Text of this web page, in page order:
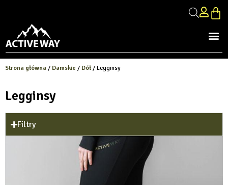
Strona główna / Damskie / Dół / Legginsy
Legginsy
Filtry